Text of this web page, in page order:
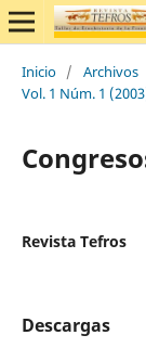
Inicio / Archivos
Vol. 1 Núm. 1
Revista Tefros
Descargas